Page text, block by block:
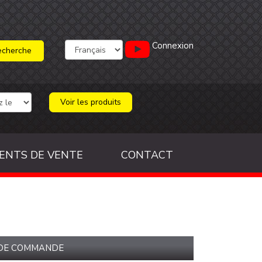
Connexion
Voir les produits
DE VENTE CONTACT
COMMANDE